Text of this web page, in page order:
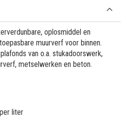
oplosmiddel en
muurverf voor binnen.
van o.a. stukadoorswerk,
metselwerken en beton.
liter